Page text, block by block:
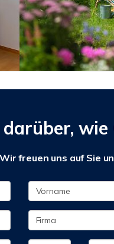
Wir freuen uns auf Sie